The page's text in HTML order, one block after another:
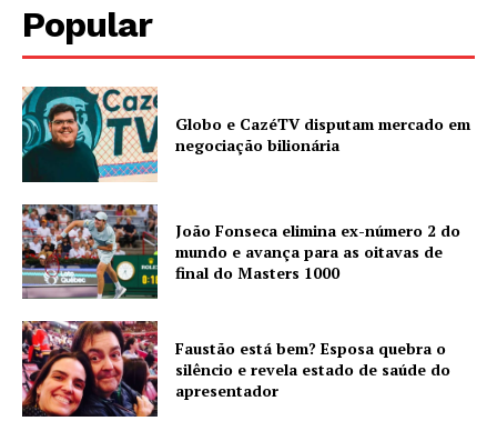
Popular
Globo e CazéTV disputam mercado em
negociação bilionária
João Fonseca elimina ex-número 2 do
mundo e avança para as oitavas de
final do Masters 1000
Faustão está bem? Esposa quebra o
silêncio e revela estado de saúde do
apresentador